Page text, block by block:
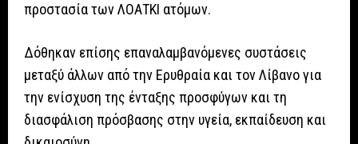
προστασία των ΛΟΑΤΚΙ ατόμων.
Δόθηκαν επίσης επαναλαμβανόμενες συστάσεις
μεταξύ άλλων από την Ερυθραία και τον Λίβανο για
την ενίσχυση της ένταξης προσφύγων και τη
διασφάλιση πρόσβασης στην υγεία, εκπαίδευση και